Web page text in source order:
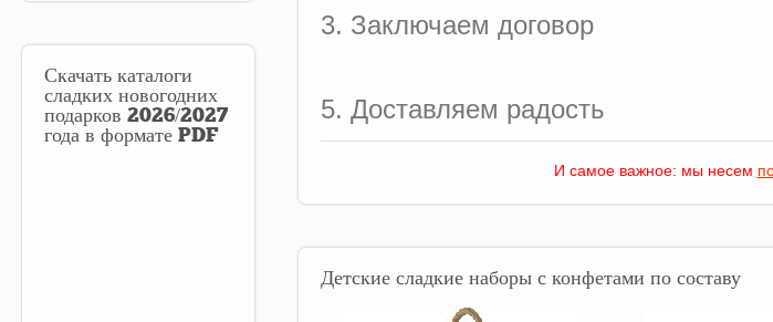
3. Заключаем договор
5. Доставляем радость
И самое важное: мы несем
Детские сладкие наборы с конфетами по составу
Скачать каталоги
сладких новогодних
подарков 2026/2027
года в формате PDF